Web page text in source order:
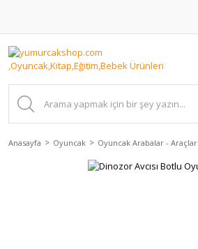
Anasayfa Oyuncak Oyuncak Arabalar - Araçlar